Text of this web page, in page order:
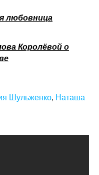
любовница
Королёвой о
Шульженко, Наташа